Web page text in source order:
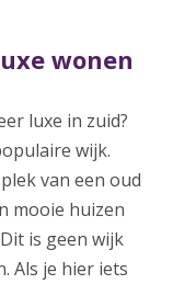
wonen
luxe in zuid?
wijk.
van een oud
mooie huizen
is geen wijk
Als je hier iets